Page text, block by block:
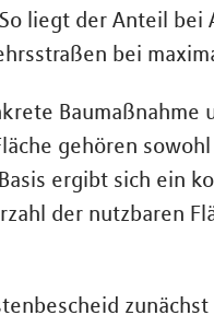
liegt der Anteil bei
bei
Baumaßnahme
gehören
ergibt sich ein
der nutzbaren
zunächst